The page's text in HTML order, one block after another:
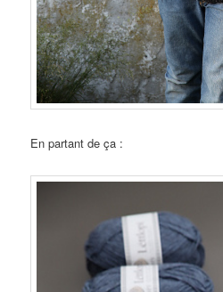
En partant de ça :